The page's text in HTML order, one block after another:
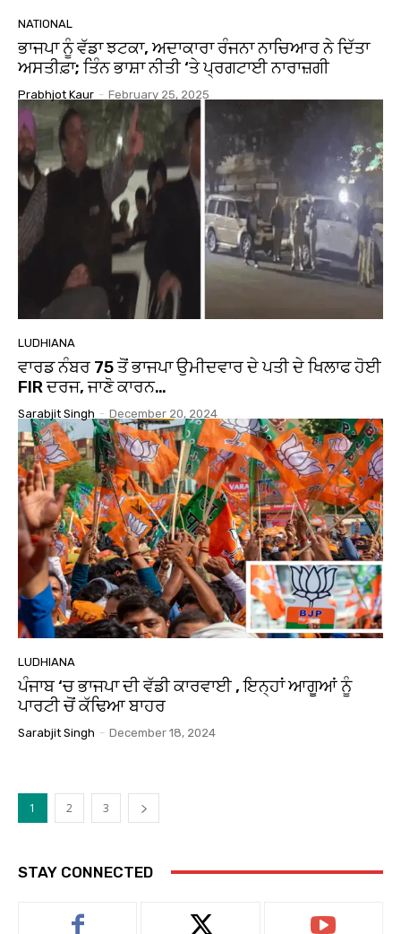
NATIONAL
ਭਾਜਪਾ ਨੂੰ ਵੱਡਾ ਝਟਕਾ, ਅਦਾਕਾਰਾ ਰੰਜਨਾ ਨਾਚਿਆਰ ਨੇ ਦਿੱਤਾ
ਅਸਤੀਫ਼ਾ; ਤਿੰਨ ਭਾਸ਼ਾ ਨੀਤੀ ‘ਤੇ ਪ੍ਰਗਟਾਈ ਨਾਰਾਜ਼ਗੀ
Prabhjot Kaur - February 25, 2025
LUDHIANA
ਵਾਰਡ ਨੰਬਰ 75 ਤੋਂ ਭਾਜਪਾ ਉਮੀਦਵਾਰ ਦੇ ਪਤੀ ਦੇ ਖਿਲਾਫ ਹੋਈ
FIR ਦਰਜ, ਜਾਣੋ ਕਾਰਨ…
Sarabjit Singh - December 20, 2024
LUDHIANA
ਪੰਜਾਬ ‘ਚ ਭਾਜਪਾ ਦੀ ਵੱਡੀ ਕਾਰਵਾਈ , ਇਨ੍ਹਾਂ ਆਗੂਆਂ ਨੂੰ
ਪਾਰਟੀ ਚੋਂ ਕੱਢਿਆ ਬਾਹਰ
Sarabjit Singh - December 18, 2024
1 2 3
STAY CONNECTED